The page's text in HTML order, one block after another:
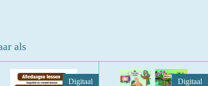
als
Digitaal Digitaal